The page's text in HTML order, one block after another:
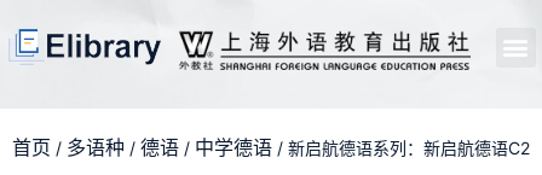
首页 / 多语种 / 德语 / 中学德语 / 新启航德语系列：新启航德语C2